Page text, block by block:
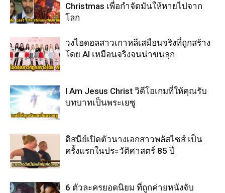
Christmas เพื่อกำจัดมันให้หายไปจาก
โลก
วงไอดอลสาวเกาหลีเสมือนจริงที่ถูกสร้าง
โดย AI เหมือนจริงจนน่าขนลุก
I Am Jesus Christ วิดีโอเกมที่ให้คุณรับ
บทบาทเป็นพระเยซู
ดิสนีย์เปิดตัวนางเอกสาวพลัสไซส์ เป็น
ครั้งแรกในประวัติศาสตร์ 85 ปี
6 ตัวละครยอดนิยม ที่ถูกค่ายหนังจับ